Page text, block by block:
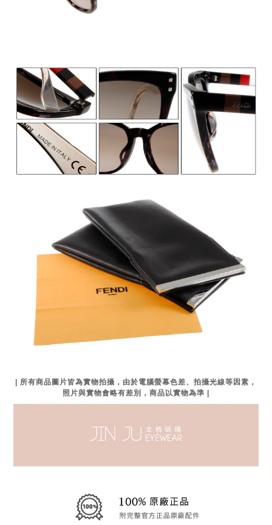
| 所有商品圖片皆為實物拍攝，由於電腦螢幕色差、拍攝光線等因素，
照片與實物會略有差別，商品以實物為準 |